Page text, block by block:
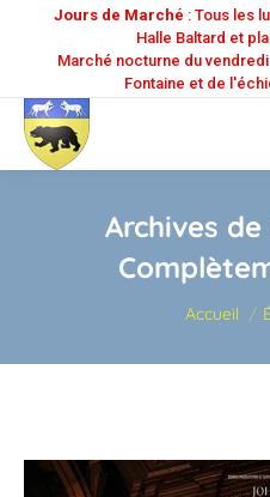
Jours de Marché : Tous les
Halle Baltard et
Marché nocturne du
Fontaine et de
Archives
Vous êtes ici :
Accueil